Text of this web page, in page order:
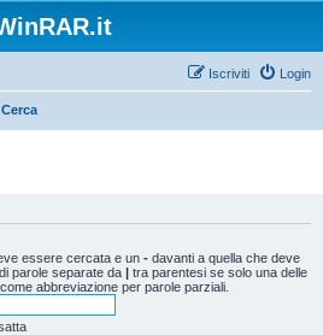
Login
Iscriviti
Cerca
essere cercata e un - davanti a quella che deve
parole separate da | tra parentesi se solo una delle
abbreviazione per parole parziali.